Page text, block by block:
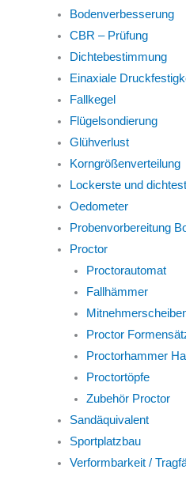
Bodenverbesserung
CBR – Prüfung
Dichtebestimmung
Einaxiale
Fallkegel
Flügelsondierung
Glühverlust
Korngrößenverteilung
Lockerste und
Oedometer
Probenvorbereitung
Proctor
Proctorautomat
Fallhämmer
Proctor
Proctorhammer
Proctortöpfe
Zubehör Proctor
Sandäquivalent
Sportplatzbau
Verformbarkeit /